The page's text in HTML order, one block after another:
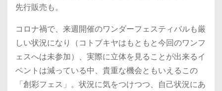
先行販売も。
コロナ禍で、来週開催のワンダーフェスティバルも厳
しい状況になり（コトブキヤはもともと今回のワンフ
ェスへは未参加）、実際に立体を見ることが出来るイ
ベントは減っている中、貴重な機会ともいえるこの
「創彩フェス」。状況に気をつけつつ、自己状況にあ